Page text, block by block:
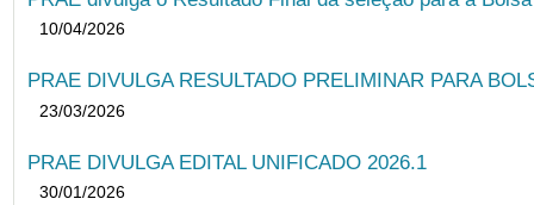
10/04/2026
PRAE DIVULGA RESULTADO PRELIMINAR PARA
23/03/2026
PRAE DIVULGA EDITAL UNIFICADO 2026.1
30/01/2026